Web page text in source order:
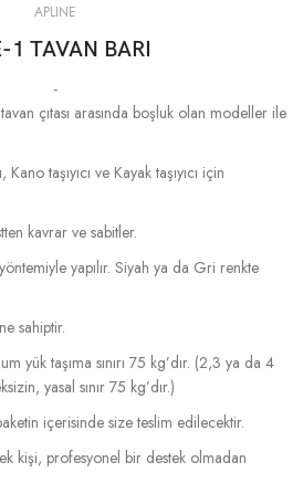
APLINE
1 TAVAN BARI
-
çıtası arasında boşluk olan modeller ile
taşıyıcı ve Kayak taşıyıcı için
kavrar ve sabitler.
yapılır. Siyah ya da Gri renkte
sahiptir.
yük taşıma sınırı 75 kg’dır. (2,3 ya da 4
yasal sınır 75 kg’dır.)
içerisinde size teslim edilecektir.
kişi, profesyonel bir destek olmadan